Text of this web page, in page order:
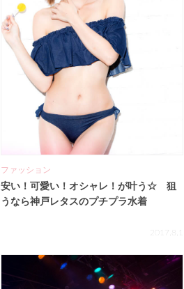
ファッション
安い！可愛い！オシャレ！が叶う☆ 狙
うなら神戸レタスのプチプラ水着
2017.8.1